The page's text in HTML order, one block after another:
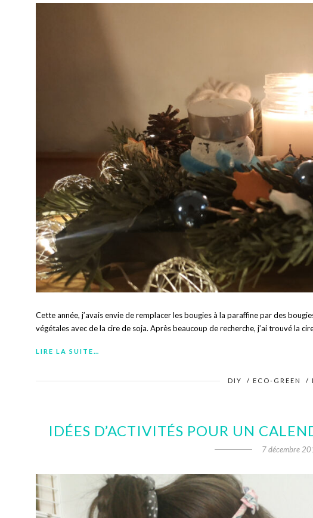
Cette année, j’avais envie de remplacer les bougies à la paraffine par des
végétales avec de la cire de soja. Après beaucoup de recherche, j’ai trouvé la
LIRE LA SUITE…
DIY / ECO-GREEN /
IDÉES D’ACTIVITÉS POUR UN
7 décembre